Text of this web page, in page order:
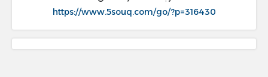
https://www.5souq.com/go/?p=316430